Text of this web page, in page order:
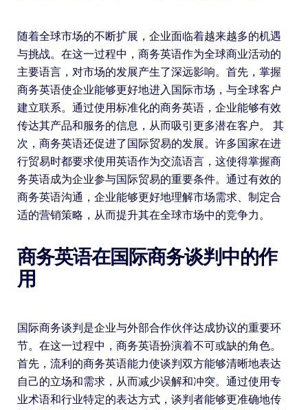
随着全球市场的不断扩展，企业面临着越来越多的机遇
与挑战。在这一过程中，商务英语作为全球商业活动的
主要语言，对市场的发展产生了深远影响。首先，掌握
商务英语使企业能够更好地进入国际市场，与全球客户
建立联系。通过使用标准化的商务英语，企业能够有效
传达其产品和服务的信息，从而吸引更多潜在客户。 其
次，商务英语还促进了国际贸易的发展。许多国家在进
行贸易时都要求使用英语作为交流语言，这使得掌握商
务英语成为企业参与国际贸易的重要条件。通过有效的
商务英语沟通，企业能够更好地理解市场需求、制定合
适的营销策略，从而提升其在全球市场中的竞争力。
商务英语在国际商务谈判中的作
用
国际商务谈判是企业与外部合作伙伴达成协议的重要环
节。在这一过程中，商务英语扮演着不可或缺的角色。
首先，流利的商务英语能力使谈判双方能够清晰地表达
自己的立场和需求，从而减少误解和冲突。通过使用专
业术语和行业特定的表达方式，谈判者能够更准确地传